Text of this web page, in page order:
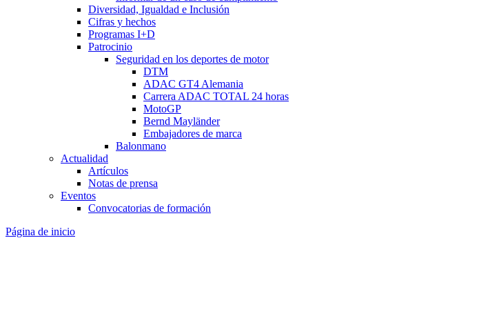
Diversidad, Igualdad e Inclusión
Cifras y hechos
Programas I+D
Patrocinio
Seguridad en los deportes de motor
DTM
ADAC GT4 Alemania
Carrera ADAC TOTAL 24 horas
MotoGP
Bernd Mayländer
Embajadores de marca
Balonmano
Actualidad
Artículos
Notas de prensa
Eventos
Convocatorias de formación
Página de inicio